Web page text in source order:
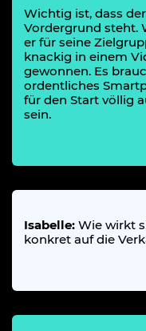
Wichtig ist, dass
Vordergrund steht.
er für seine
knackig in einem
gewonnen. Es
ordentliches
für den Start völlig
sein.
Isabelle: Wie wirkt
konkret auf die